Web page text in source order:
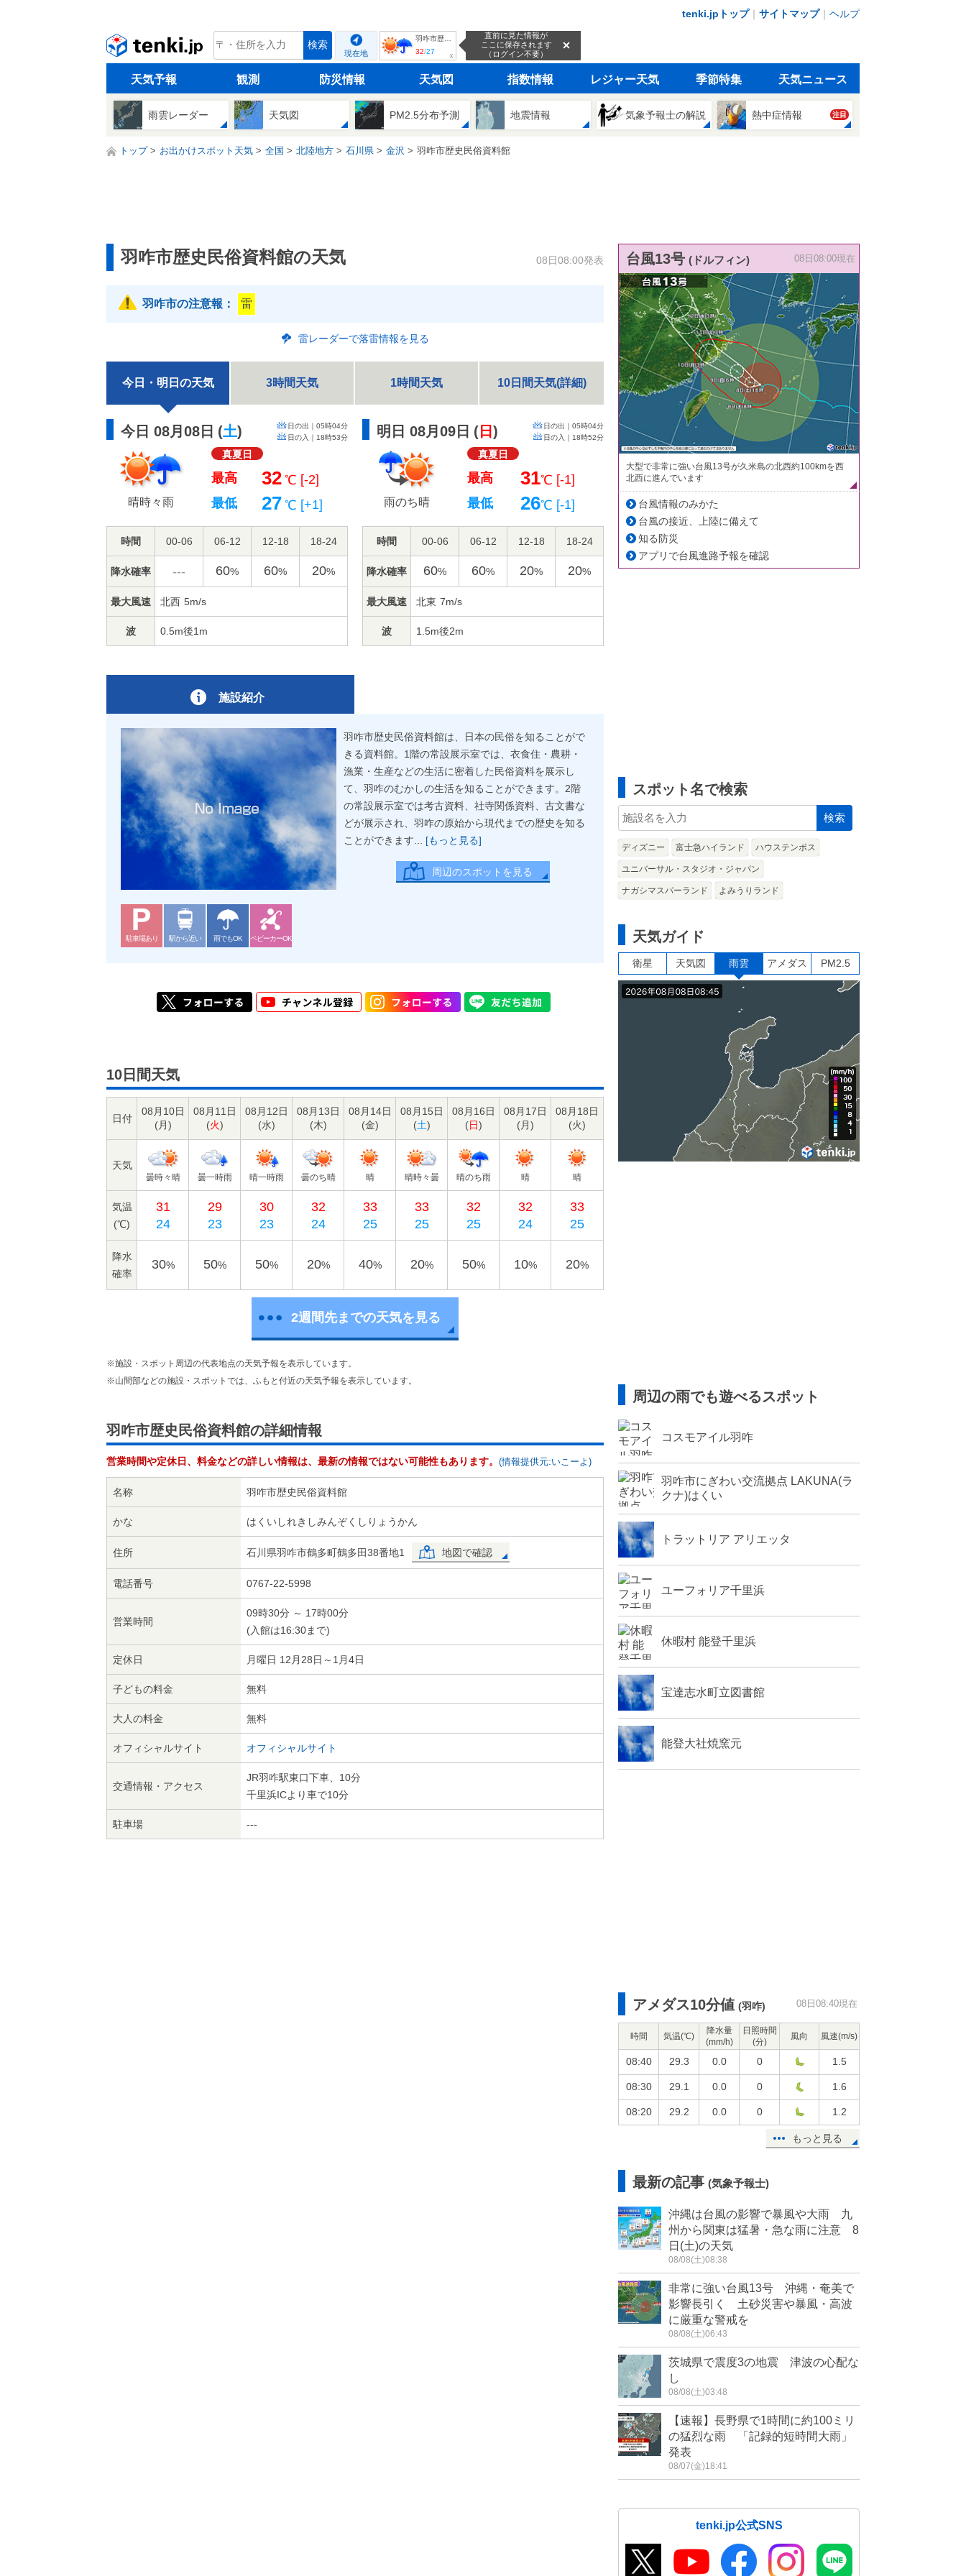
tenki.jpトップ｜ サイトマップ｜ ヘルプ
tenki.jp 検索
現在地
32/27 ｘ
直前に見た情報が
ここに保存されます
（ログイン不要）
天気予報 観測 防災情報 天気図 指数情報 レジャー天気 季節特集 天気ニュース
雨雲レーダー 天気図 PM2.5分布予測 地震情報 気象予報士の解説 熱中症情報 注目
トップ お出かけスポット天気 全国 北陸地方 石川県 金沢 羽咋市歴史民俗資料館
羽咋市歴史民俗資料館の天気 08日08:00発表
羽咋市の注意報： 雷
雷レーダーで落雷情報を見る
今日・明日の天気 3時間天気 1時間天気 10日間天気(詳細)
今日 08月08日 (土) 日の出｜ 05時04分
日の入｜ 18時53分
晴時々雨
真夏日
最高 32 ℃ [-2]
最低
27 ℃ [+1]
時間 00-06 06-12 12-18 18-24
降水確率 --- 60% 60% 20%
最大風速 北西 5m/s
波 0.5m後1m
明日 08月09日 ( 日 ) 日の出｜ 05時04分
日の入｜ 18時52分
雨のち晴
真夏日
最高 31℃ [-1]
最低
26℃ [-1]
時間 00-06 06-12 12-18 18-24
降水確率 60% 60% 20% 20%
最大風速 北東 7m/s
波 1.5m後2m
施設紹介
駐車場あり 駅から近い 雨でもOK ベビーカーOK
羽咋市歴史民俗資料館は、日本の民俗を知ることがで
きる資料館。1階の常設展示室では、衣食住・農耕・
漁業・生産などの生活に密着した民俗資料を展示し
て、羽咋のむかしの生活を知ることができます。2階
の常設展示室では考古資料、社寺関係資料、古文書な
どが展示され、羽咋の原始から現代までの歴史を知る
ことができます... [もっと見る]
周辺のスポットを見る
10日間天気
日付
08月10日
(月)
08月11日
(火)
08月12日
(水)
08月13日
(木)
08月14日
(金)
08月15日
(土)
08月16日
(日)
08月17日
(月)
08月18日
(火)
天気
曇時々晴 曇一時雨 晴一時雨 曇のち晴 晴 晴時々曇 晴のち雨 晴 晴
気温
(℃)
31
24
29
23
30
23
32
24
33
25
33
25
32
25
32
24
33
25
降水
確率
30% 50% 50% 20% 40% 20% 50% 10% 20%
2週間先までの天気を見る
※施設・スポット周辺の代表地点の天気予報を表示しています。
※山間部などの施設・スポットでは、ふもと付近の天気予報を表示しています。
羽咋市歴史民俗資料館の詳細情報
営業時間や定休日、料金などの詳しい情報は、最新の情報ではない可能性もあります。 (情報提供元:いこーよ)
名称 羽咋市歴史民俗資料館
かな はくいしれきしみんぞくしりょうかん
住所 石川県羽咋市鶴多町鶴多田38番地1 地図で確認
電話番号 0767-22-5998
営業時間
09時30分 ～ 17時00分
(入館は16:30まで)
定休日 月曜日 12月28日～1月4日
子どもの料金 無料
大人の料金 無料
オフィシャルサイト オフィシャルサイト
交通情報・アクセス
JR羽咋駅東口下車、10分
千里浜ICより車で10分
駐車場 ---
台風13号 (ドルフィン) 08日08:00現在
大型で非常に強い台風13号が久米島の北西約100kmを西
北西に進んでいます
台風情報のみかた
台風の接近、上陸に備えて
知る防災
アプリで台風進路予報を確認
スポット名で検索
検索
ディズニー 富士急ハイランド ハウステンボス
ユニバーサル・スタジオ・ジャパン
ナガシマスパーランド よみうりランド
天気ガイド
衛星 天気図 雨雲 アメダス PM2.5
周辺の雨でも遊べるスポット
コスモアイル羽咋
羽咋市にぎわい交流拠点 LAKUNA(ラ
クナ)はくい
トラットリア アリエッタ
ユーフォリア千里浜
休暇村 能登千里浜
宝達志水町立図書館
能登大社焼窯元
アメダス10分値 (羽咋) 08日08:40現在
時間 気温(℃)
降水量
(mm/h)
日照時間
(分)
風向 風速(m/s)
08:40 29.3 0.0 0 1.5
08:30 29.1 0.0 0 1.6
08:20 29.2 0.0 0 1.2
もっと見る
最新の記事 (気象予報士)
沖縄は台風の影響で暴風や大雨 九
州から関東は猛暑・急な雨に注意 8
日(土)の天気
08/08(土)08:38
非常に強い台風13号 沖縄・奄美で
影響長引く 土砂災害や暴風・高波
に厳重な警戒を
08/08(土)06:43
茨城県で震度3の地震 津波の心配な
し
08/08(土)03:48
【速報】長野県で1時間に約100ミリ
の猛烈な雨 「記録的短時間大雨」
発表
08/07(金)18:41
tenki.jp公式SNS